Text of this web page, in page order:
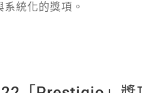
系統化的獎項。